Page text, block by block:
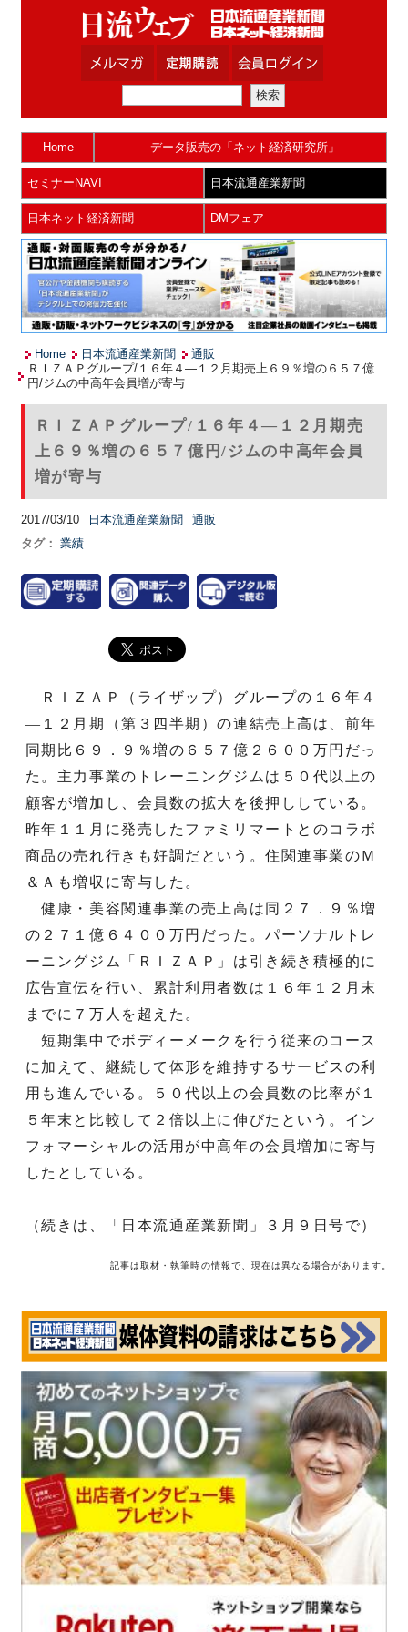
Home データ販売の「ネット経済研究所」
セミナーNAVI 日本流通産業新聞
日本ネット経済新聞 DMフェア
Home 日本流通産業新聞
通販
ＲＩＺＡＰグループ/１６年４―１２月期売上６９％増の６５７億
円/ジムの中高年会員増が寄与
ＲＩＺＡＰグループ/１６年４―１２月期売
上６９％増の６５７億円/ジムの中高年会員
増が寄与
2017/03/10 日本流通産業新聞
通販
タグ： 業績
ＲＩＺＡＰ（ライザップ）グループの１６年４
―１２月期（第３四半期）の連結売上高は、前年
同期比６９．９％増の６５７億２６００万円だっ
た。主力事業のトレーニングジムは５０代以上の
顧客が増加し、会員数の拡大を後押ししている。
昨年１１月に発売したファミリマートとのコラボ
商品の売れ行きも好調だという。住関連事業のＭ
＆Ａも増収に寄与した。
健康・美容関連事業の売上高は同２７．９％増
の２７１億６４００万円だった。パーソナルトレ
ーニングジム「ＲＩＺＡＰ」は引き続き積極的に
広告宣伝を行い、累計利用者数は１６年１２月末
までに７万人を超えた。
短期集中でボディーメークを行う従来のコース
に加えて、継続して体形を維持するサービスの利
用も進んでいる。５０代以上の会員数の比率が１
５年末と比較して２倍以上に伸びたという。イン
フォマーシャルの活用が中高年の会員増加に寄与
したとしている。
（続きは、「日本流通産業新聞」３月９日号で）
記事は取材・執筆時の情報で、現在は異なる場合があります。